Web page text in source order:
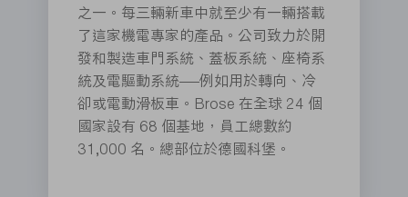
之一。每三輛新車中就至少有一輛搭載
了這家機電專家的產品。公司致力於開
發和製造車門系統、蓋板系統、座椅系
統及電驅動系統——例如用於轉向、冷
卻或電動滑板車。Brose 在全球 24 個
國家設有 68 個基地，員工總數約
31,000 名。總部位於德國科堡。